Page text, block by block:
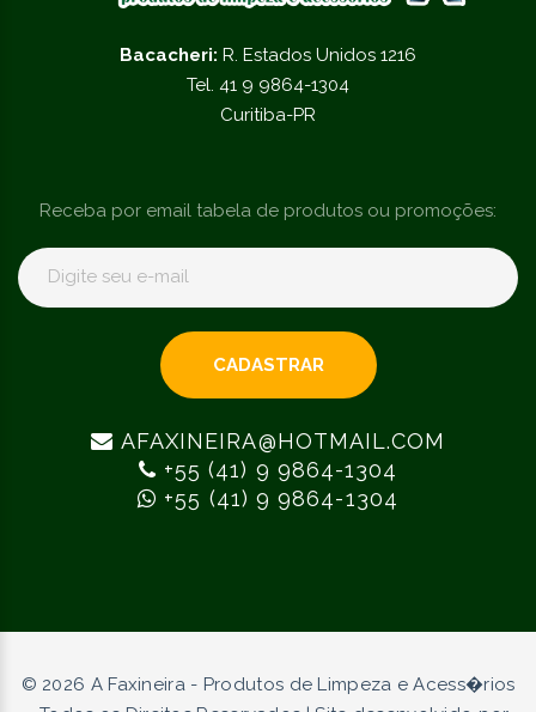
Bacacheri: R. Estados Unidos 1216
Tel. 41 9 9864-1304
Curitiba-PR
Receba por email tabela de produtos ou promoções:
CADASTRAR
AFAXINEIRA@HOTMAIL.COM
+55 (41) 9 9864-1304
+55 (41) 9 9864-1304
© 2026 A Faxineira - Produtos de Limpeza e Acess�rios